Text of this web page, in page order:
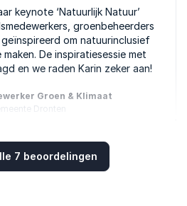
keynote ‘Natuurlijk Natuur’
groenbeheerders
om natuurinclusief
De inspiratiesessie met
en we raden Karin zeker aan!
Groen & Klimaat
Dronten
7 beoordelingen